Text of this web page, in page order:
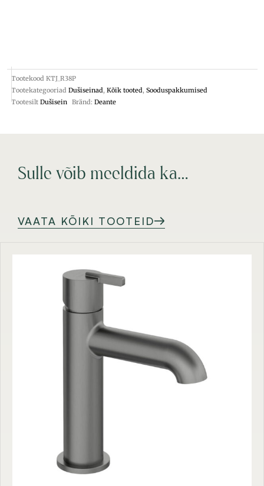
Tootekood KTJ_R38P
Tootekategooriad Dušiseinad, Kõik tooted, Sooduspakkumised
Tootesilt Dušisein Bränd: Deante
Sulle võib meeldida ka…
VAATA KÕIKI TOOTEID